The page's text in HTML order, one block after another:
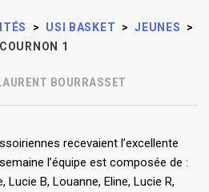
> USI BASKET > JEUNES
>
1
BOURRASSET
recevaient l’excellente
l’équipe est composée de :
Lucie B, Louanne, Eline, Lucie R,